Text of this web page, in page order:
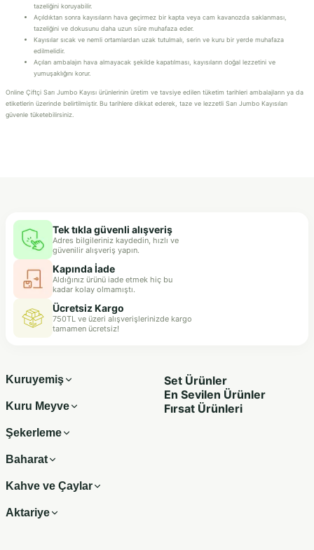
tazeliğini koruyabilir.
Açıldıktan sonra kayısıların hava geçirmez bir kapta veya cam kavanozda saklanması,
tazeliğini ve dokusunu daha uzun süre muhafaza eder.
Kayısılar sıcak ve nemli ortamlardan uzak tutulmalı, serin ve kuru bir yerde muhafaza
edilmelidir.
Açılan ambalajın hava almayacak şekilde kapatılması, kayısıların doğal lezzetini ve
yumuşaklığını korur.
Online Çiftçi Sarı Jumbo Kayısı ürünlerinin üretim ve tavsiye edilen tüketim tarihleri ambalajların ya da
etiketlerin üzerinde belirtilmiştir. Bu tarihlere dikkat ederek, taze ve lezzetli Sarı Jumbo Kayısıları
güvenle tüketebilirsiniz.
Tek tıkla güvenli alışveriş
Adres bilgileriniz kaydedin, hızlı ve
güvenilir alışveriş yapın.
Kapında İade
Aldığınız ürünü iade etmek hiç bu
kadar kolay olmamıştı.
Ücretsiz Kargo
750TL ve üzeri alışverişlerinizde kargo
tamamen ücretsiz!
Kuruyemiş
Kuru Meyve
Şekerleme
Baharat
Kahve ve Çaylar
Aktariye
Set Ürünler
En Sevilen Ürünler
Fırsat Ürünleri